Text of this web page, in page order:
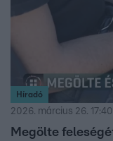
Híradó
2026. március 26. 17:40
Megölte